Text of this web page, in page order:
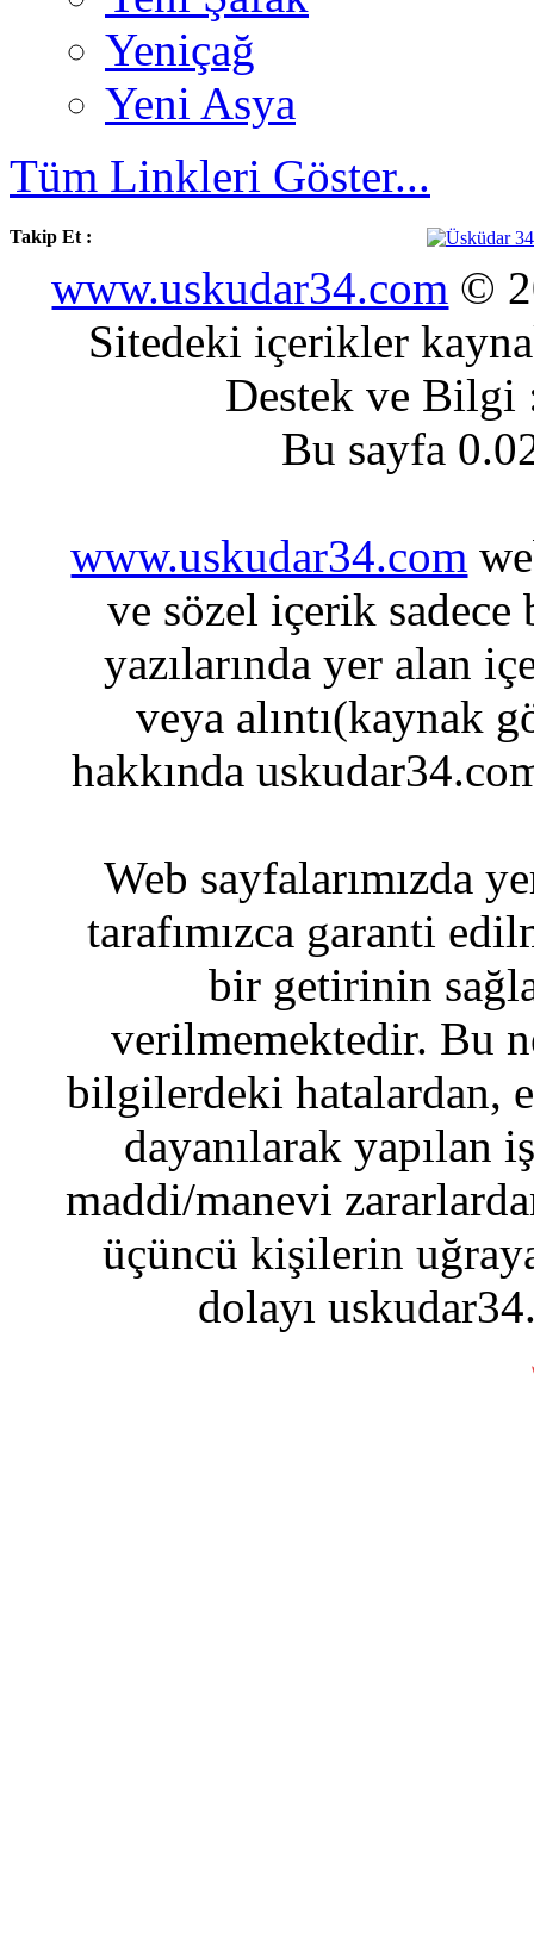
Yeniçağ
Yeni Asya
Tüm Linkleri Göster...
Takip Et :
www.uskudar34.com ©
Sitedeki içerikler
Destek ve
Bu sayfa
www.uskudar34.com
ve sözel içerik sadece
yazılarında yer alan
veya alıntı(kaynak
hakkında
Web sayfalarımızda
tarafımızca garanti
bir getirinin
verilmemektedir. Bu
bilgilerdeki hatalardan,
dayanılarak yapılan
maddi/manevi
üçüncü kişilerin
dolayı